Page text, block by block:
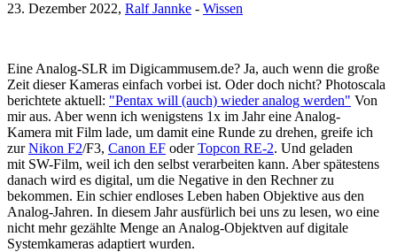
23. Dezember 2022, Ralf Jannke - Wissen
Eine Analog-SLR im Digicammusem.de? Ja, auch wenn die große
Zeit dieser Kameras einfach vorbei ist. Oder doch nicht? Photoscala
berichtete aktuell: "Pentax will (auch) wieder analog werden" Von
mir aus. Aber wenn ich wenigstens 1x im Jahr eine Analog-
Kamera mit Film lade, um damit eine Runde zu drehen, greife ich
zurNikon F2/F3, Canon EF oderTopcon RE-2. Und geladen
mit SW-Film, weil ich den selbst verarbeiten kann. Aber spätestens
danach wird es digital, um die Negative in den Rechner zu
bekommen. Ein schier endloses Leben haben Objektive aus den
Analog-Jahren. In diesem Jahr ausfürlich bei uns zu lesen, wo eine
nicht mehr gezählte Menge an Analog-Objektven auf digitale
Systemkameras adaptiert wurden.